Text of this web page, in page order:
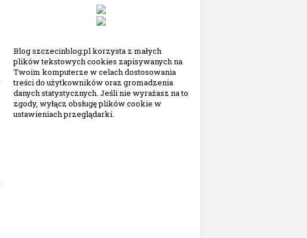
Blog szczecinblog.pl korzysta z małych
plików tekstowych cookies zapisywanych na
Twoim komputerze w celach dostosowania
treści do użytkowników oraz gromadzenia
danych statystycznych. Jeśli nie wyrażasz na to
zgody, wyłącz obsługę plików cookie w
ustawieniach przeglądarki.